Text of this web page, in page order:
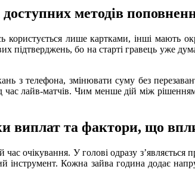
методів
лише картками, інші мають
бо на старті гравець уже
з телефона, змінювати суму без
лайв-матчів. Чим менше дій між
виплат та фактори, що
очікування. У голові одразу з’являється
Кожна зайва година додає